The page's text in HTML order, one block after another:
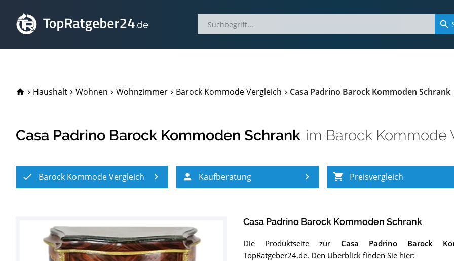
TopRatgeber24.de
Haushalt Wohnen Wohnzimmer Barock Kommode Vergleich Casa Padrino Barock Kommoden Schrank
Casa Padrino Barock Kommoden Schrank im Barock Kommode
Barock Kommode Vergleich Kaufberatung Preisvergleich
Casa Padrino Barock Kommoden Schrank
Die Produktseite zur Casa Padrino Barock
TopRatgeber24.de. Den Überblick finden Sie hier: